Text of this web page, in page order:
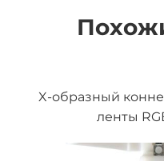
X-образный
ленты